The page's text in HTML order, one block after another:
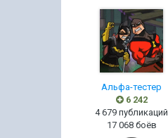
Альфа-тестер
6 242
4 679 публикаций
17 068 боёв